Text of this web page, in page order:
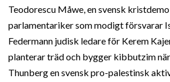
Teodorescu Måwe, en svensk
parlamentariker som modigt försvarar
Federmann judisk ledare för Kerem
planterar träd och bygger kibbutzim
Thunberg en svensk pro-palestinsk